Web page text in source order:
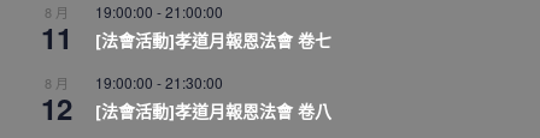
8 月
11
19:00:00 -21:00:00
[法會活動]孝道月報恩法會 卷七
8 月
12
19:00:00 -21:30:00
[法會活動]孝道月報恩法會 卷八